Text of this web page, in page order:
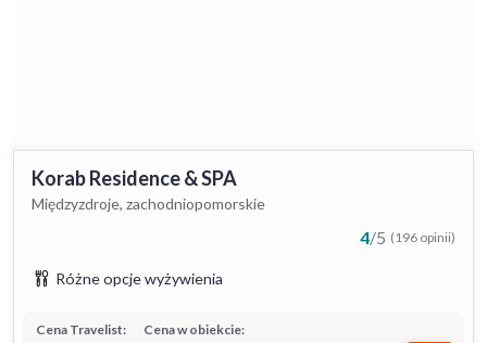
Korab Residence & SPA
Międzyzdroje, zachodniopomorskie
4/5 (196 opinii)
Różne opcje wyżywienia
Cena w obiekcie:
Cena Travelist: